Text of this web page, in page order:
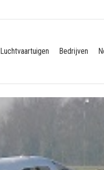
Luchtvaartuigen Bedrijven